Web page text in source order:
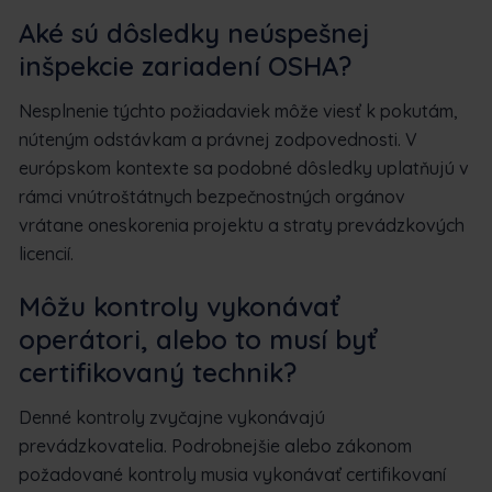
Aké sú dôsledky neúspešnej
inšpekcie zariadení OSHA?
Nesplnenie týchto požiadaviek môže viesť k pokutám,
núteným odstávkam a právnej zodpovednosti. V
európskom kontexte sa podobné dôsledky uplatňujú v
rámci vnútroštátnych bezpečnostných orgánov
vrátane oneskorenia projektu a straty prevádzkových
licencií.
Môžu kontroly vykonávať
operátori, alebo to musí byť
certifikovaný technik?
Denné kontroly zvyčajne vykonávajú
prevádzkovatelia. Podrobnejšie alebo zákonom
požadované kontroly musia vykonávať certifikovaní